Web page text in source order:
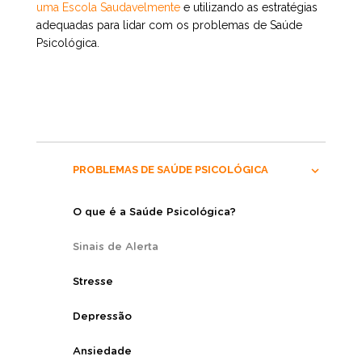
uma Escola Saudavelmente e utilizando as estratégias
adequadas para lidar com os problemas de Saúde
Psicológica.
PROBLEMAS DE SAÚDE PSICOLÓGICA
O que é a Saúde Psicológica?
Sinais de Alerta
Stresse
Depressão
Ansiedade